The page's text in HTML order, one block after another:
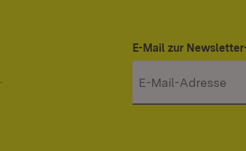
E-Mail zur